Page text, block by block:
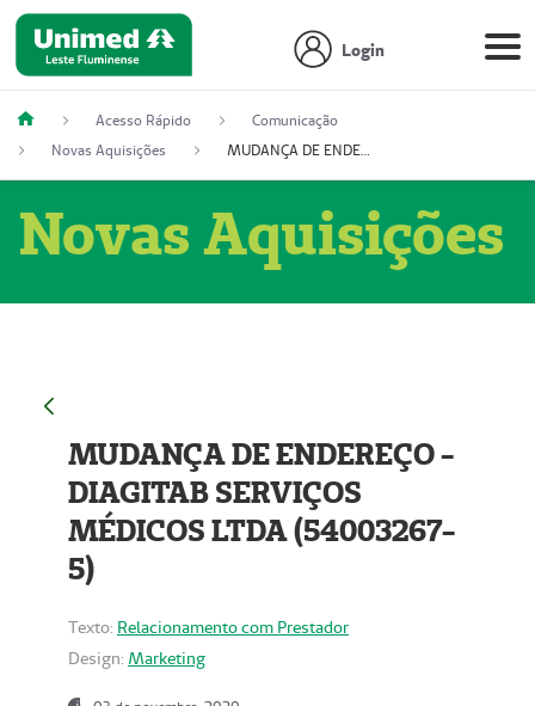
Login
Acesso Rápido
Comunicação
Novas Aquisições
MUDANÇA DE ENDEREÇO - DIAGITAB SERVIÇOS MÉDICOS LTDA (54003267-5)
Novas Aquisições
MUDANÇA DE ENDEREÇO -
DIAGITAB SERVIÇOS
MÉDICOS LTDA (54003267-
5)
Texto: Relacionamento com Prestador
Design: Marketing